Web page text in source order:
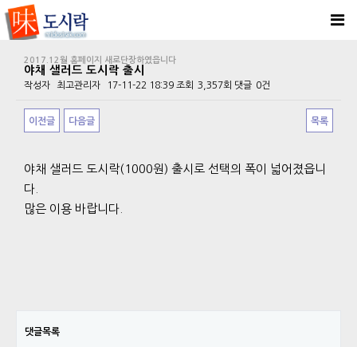
2017.12월 홈페이지 새로단장하였읍니다
야채 샐러드 도시락 출시
작성자 최고관리자 17-11-22 18:39 조회 3,357회 댓글 0건
이전글 다음글 목록
야채 샐러드 도시락(1000원) 출시로 선택의 폭이 넓어졌읍니
다.
많은 이용 바랍니다.
댓글목록